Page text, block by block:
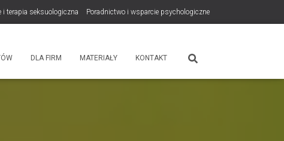
i terapia seksuologiczna Poradnictwo i wsparcie psychologiczne
DLA FIRM MATERIAŁY KONTAKT